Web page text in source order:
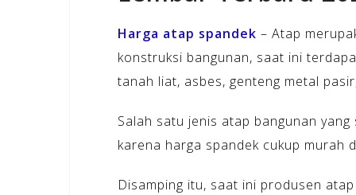
Harga atap spandek – Atap
konstruksi bangunan, saat ini
tanah liat, asbes, genteng metal
Salah satu jenis atap bangunan
karena harga spandek cukup murah
Disamping itu, saat ini produsen